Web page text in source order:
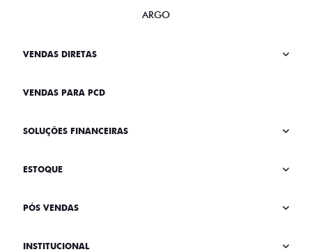
ARGO
VENDAS DIRETAS
VENDAS PARA PCD
SOLUÇÕES FINANCEIRAS
ESTOQUE
PÓS VENDAS
INSTITUCIONAL